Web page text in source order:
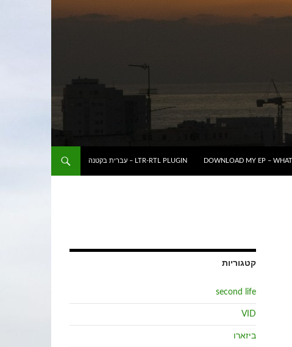
DOWNLOAD MY EP –
LTR-RTL PLUGIN – עברית בקטנה
קטגוריות
second life
VID
ביזארו